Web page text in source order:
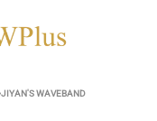
JIYAN'S WAVEBAND